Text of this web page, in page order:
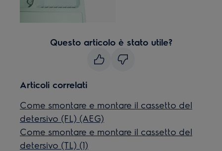
Questo articolo è stato utile?
Articoli correlati
Come smontare e montare il cassetto del
detersivo (FL) (AEG)
Come smontare e montare il cassetto del
detersivo (TL) (1)